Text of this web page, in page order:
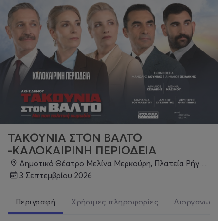
ΤΑΚΟΥΝΙΑ ΣΤΟΝ ΒΑΛΤΟ
-ΚΑΛΟΚΑΙΡΙΝΗ ΠΕΡΙΟΔΕΙΑ
Δημοτικό Θέατρο Μελίνα Μερκούρη, Πλατεία Ρήγα Φεραίου, Βόλος
3 Σεπτεμβρίου 2026
Περιγραφή Χρήσιμες πληροφορίες